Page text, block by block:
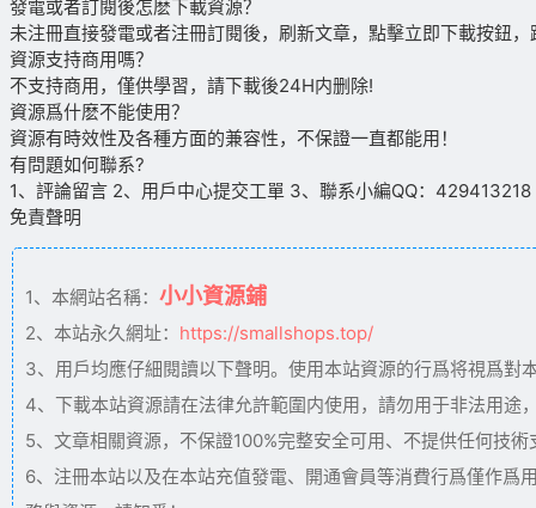
發電或者訂閱後怎麽下載資源？
未注冊直接發電或者注冊訂閱後，刷新文章，點擊立即下載按鈕
資源支持商用嗎？
不支持商用，僅供學習，請下載後24H内删除!
資源爲什麽不能使用？
資源有時效性及各種方面的兼容性，不保證一直都能用！
有問題如何聯系?
1、評論留言 2、用戶中心提交工單 3、聯系小編QQ：
免責聲明
1、本網站名稱： 小小資源鋪
2、本站永久網址： https://smallshops.top/
3、用戶均應仔細閱讀以下聲明。使用本站資源的行爲将視爲對
4、下載本站資源請在法律允許範圍内使用，請勿用于非法用途
5、文章相關資源，不保證100%完整安全可用、不提供任何技
6、注冊本站以及在本站充值發電、開通會員等消費行爲僅作